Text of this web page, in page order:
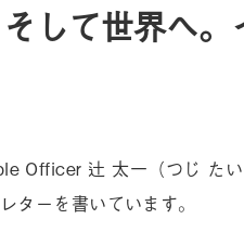
して世界へ。
Officer 辻 太一（つじ たい
ターを書いています。